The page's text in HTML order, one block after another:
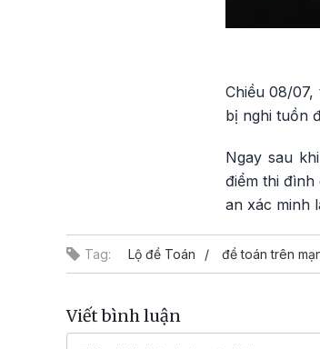
Chiều 08/
bị nghi tuồn
Ngay sau
điểm thi
an xác minh
Tag: Lộ đề Toán đề toán trên
Viết bình luận